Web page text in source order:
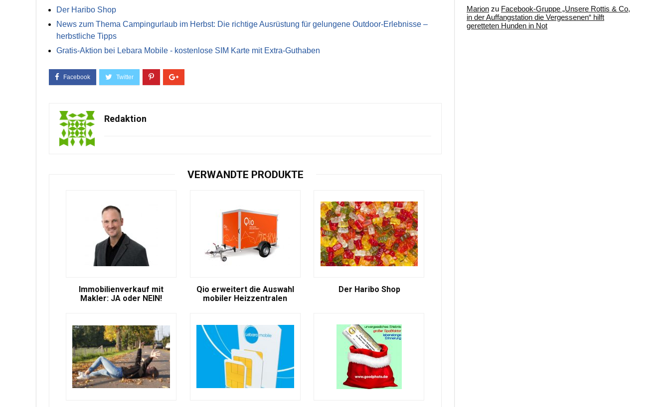
Der Haribo Shop
News zum Thema Campingurlaub im Herbst: Die richtige Ausrüstung für gelungene Outdoor-Erlebnisse –
herbstliche Tipps
Gratis-Aktion bei Lebara Mobile - kostenlose SIM Karte mit Extra-Guthaben
Redaktion
VERWANDTE PRODUKTE
Immobilienverkauf mit
Makler: JA oder NEIN!
Qio erweitert die Auswahl
mobiler Heizzentralen
Der Haribo Shop
Marion zu Facebook-Gruppe „Unsere Rottis & Co,
in der Auffangstation die Vergessenen“ hilft
geretteten Hunden in Not